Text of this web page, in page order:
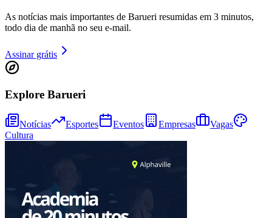
As notícias mais importantes de Barueri resumidas em 3 minutos,
todo dia de manhã no seu e-mail.
Assinar grátis
Explore Barueri
Notícias Esportes Eventos Empresas
Vagas
Cultura